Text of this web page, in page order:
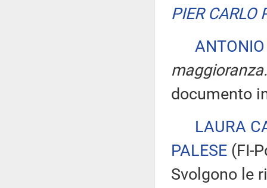
PIER CARLO
maggioranza.
documento
LAURA
PALESE (FI-
Svolgono le